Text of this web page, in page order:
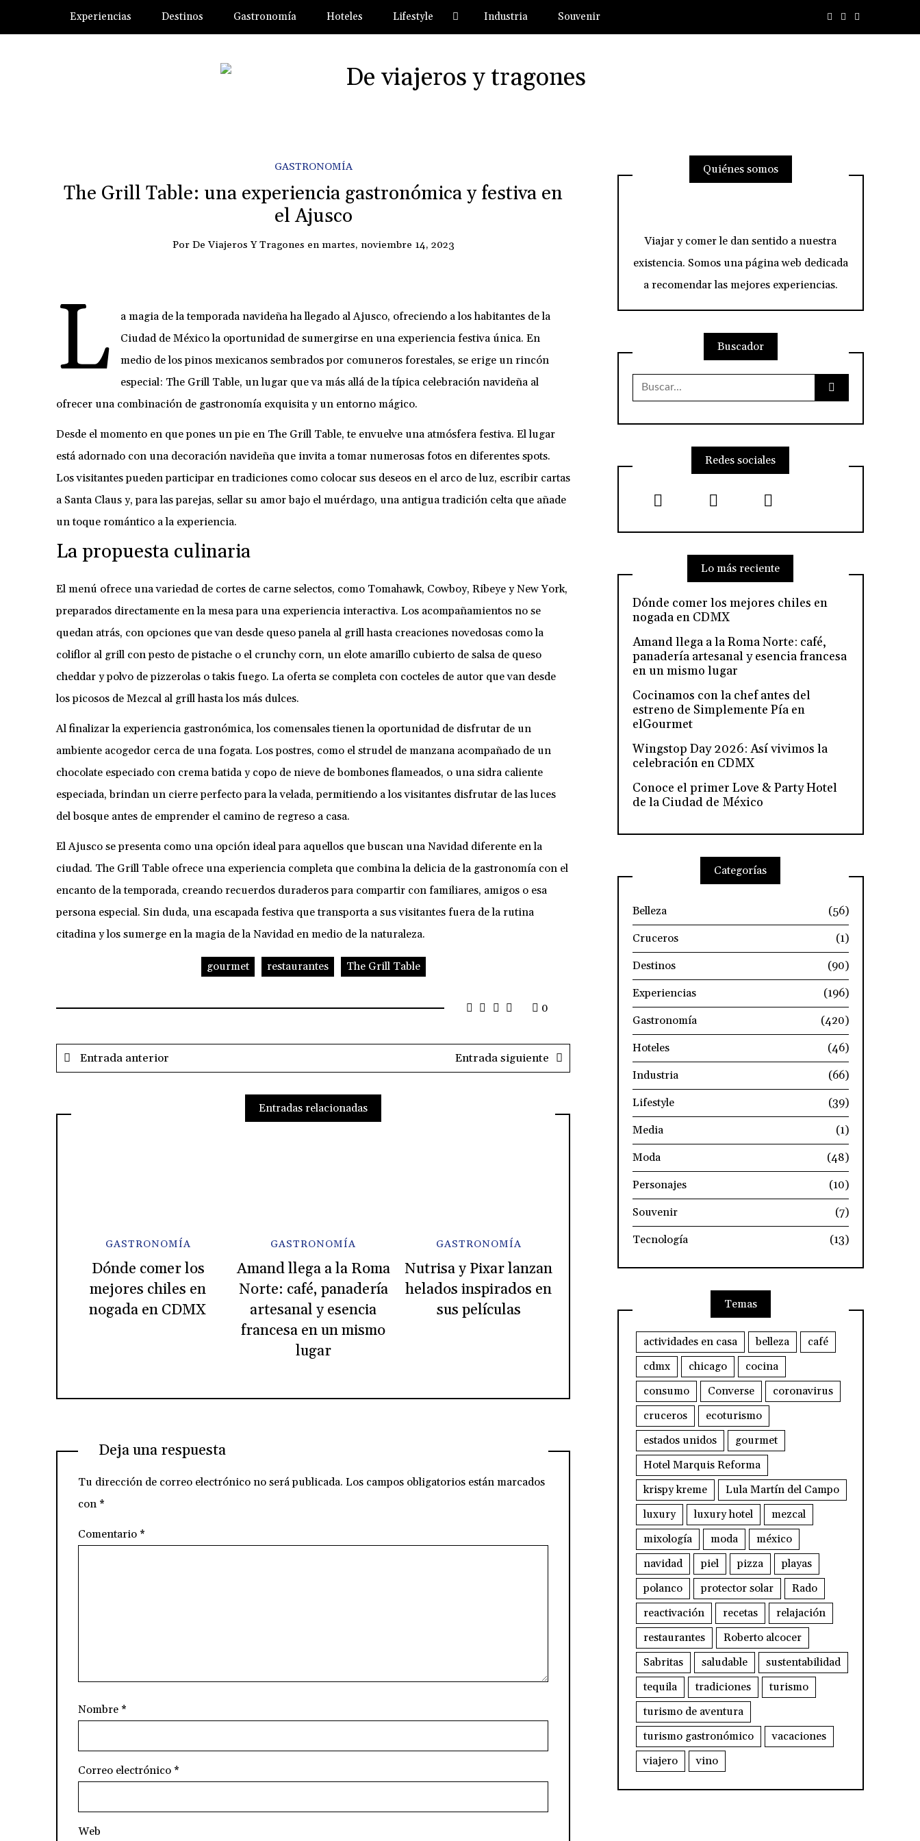
Experiencias Destinos Gastronomía Hoteles Lifestyle Industria Souvenir
GASTRONOMÍA
The Grill Table: una experiencia gastronómica y festiva en
el Ajusco
Por De Viajeros Y Tragones enmartes, noviembre 14, 2023
L
a magia de la temporada navideña ha llegado al Ajusco, ofreciendo a los habitantes de la
Ciudad de México la oportunidad de sumergirse en una experiencia festiva única. En
medio de los pinos mexicanos sembrados por comuneros forestales, se erige un rincón
especial: The Grill Table, un lugar que va más allá de la típica celebración navideña al
ofrecer una combinación de gastronomía exquisita y un entorno mágico.
Desde el momento en que pones un pie en The Grill Table, te envuelve una atmósfera festiva. El lugar
está adornado con una decoración navideña que invita a tomar numerosas fotos en diferentes spots.
Los visitantes pueden participar en tradiciones como colocar sus deseos en el arco de luz, escribir cartas
a Santa Claus y, para las parejas, sellar su amor bajo el muérdago, una antigua tradición celta que añade
un toque romántico a la experiencia.
La propuesta culinaria
El menú ofrece una variedad de cortes de carne selectos, como Tomahawk, Cowboy, Ribeye y New York,
preparados directamente en la mesa para una experiencia interactiva. Los acompañamientos no se
quedan atrás, con opciones que van desde queso panela al grill hasta creaciones novedosas como la
coliflor al grill con pesto de pistache o el crunchy corn, un elote amarillo cubierto de salsa de queso
cheddar y polvo de pizzerolas o takis fuego. La oferta se completa con cocteles de autor que van desde
los picosos de Mezcal al grill hasta los más dulces.
Al finalizar la experiencia gastronómica, los comensales tienen la oportunidad de disfrutar de un
ambiente acogedor cerca de una fogata. Los postres, como el strudel de manzana acompañado de un
chocolate especiado con crema batida y copo de nieve de bombones flameados, o una sidra caliente
especiada, brindan un cierre perfecto para la velada, permitiendo a los visitantes disfrutar de las luces
del bosque antes de emprender el camino de regreso a casa.
El Ajusco se presenta como una opción ideal para aquellos que buscan una Navidad diferente en la
ciudad. The Grill Table ofrece una experiencia completa que combina la delicia de la gastronomía con el
encanto de la temporada, creando recuerdos duraderos para compartir con familiares, amigos o esa
persona especial. Sin duda, una escapada festiva que transporta a sus visitantes fuera de la rutina
citadina y los sumerge en la magia de la Navidad en medio de la naturaleza.
gourmet restaurantes The Grill Table
0
Entrada anterior Entrada siguiente
Entradas relacionadas
GASTRONOMÍA
Dónde comer los
mejores chiles en
nogada en CDMX
GASTRONOMÍA
Amand llega a la Roma
Norte: café, panadería
artesanal y esencia
francesa en un mismo
lugar
GASTRONOMÍA
Nutrisa y Pixar lanzan
helados inspirados en
sus películas
Deja una respuesta
Tu dirección de correo electrónico no será publicada. Los campos obligatorios están marcados
con *
Comentario *
Nombre *
Correo electrónico *
Web
Quiénes somos
Viajar y comer le dan sentido a nuestra
existencia. Somos una página web dedicada
a recomendar las mejores experiencias.
Buscador
Buscar:
Redes sociales
Lo más reciente
Dónde comer los mejores chiles en
nogada en CDMX
Amand llega a la Roma Norte: café,
panadería artesanal y esencia francesa
en un mismo lugar
Cocinamos con la chef antes del
estreno de Simplemente Pía en
elGourmet
Wingstop Day 2026: Así vivimos la
celebración en CDMX
Conoce el primer Love & Party Hotel
de la Ciudad de México
Categorías
Belleza
(56)
Cruceros
(1)
Destinos
(90)
Experiencias
(196)
Gastronomía
(420)
Hoteles
(46)
Industria
(66)
Lifestyle
(39)
Media
(1)
Moda
(48)
Personajes
(10)
Souvenir
(7)
Tecnología
(13)
Temas
actividades en casa belleza
café
cdmx
chicago
cocina
consumo
Converse
coronavirus
cruceros
ecoturismo
estados unidos
gourmet
Hotel Marquis Reforma
krispy kreme
Lula Martín del Campo
luxury
luxury hotel
mezcal
mixología
moda
méxico
navidad
piel pizza
playas
polanco
protector solar
Rado
reactivación
recetas
relajación
restaurantes
Roberto alcocer
Sabritas
saludable
sustentabilidad
tequila
tradiciones
turismo
turismo de aventura
turismo gastronómico
vacaciones
viajero
vino